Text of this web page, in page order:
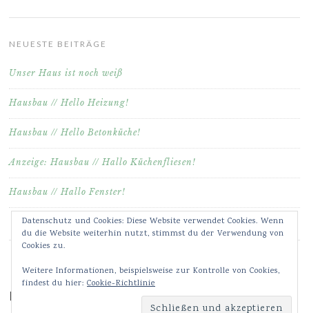
NEUESTE BEITRÄGE
Unser Haus ist noch weiß
Hausbau // Hello Heizung!
Hausbau // Hello Betonküche!
Anzeige: Hausbau // Hallo Küchenfliesen!
Hausbau // Hallo Fenster!
Meine Bilder & Videos auf Instagram ♥
Datenschutz und Cookies: Diese Website verwendet Cookies. Wenn
du die Website weiterhin nutzt, stimmst du der Verwendung von
Cookies zu.
Weitere Informationen, beispielsweise zur Kontrolle von Cookies,
findest du hier: Cookie-Richtlinie